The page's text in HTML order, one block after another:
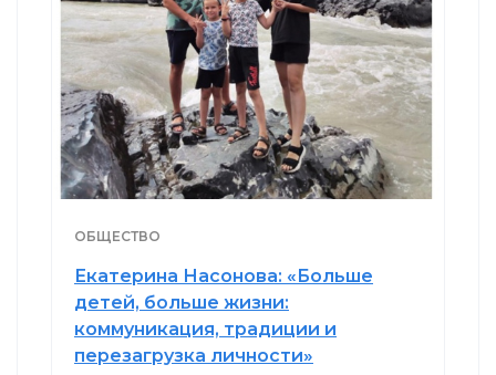
ОБЩЕСТВО
Екатерина Насонова: «Больше
детей, больше жизни:
коммуникация, традиции и
перезагрузка личности»